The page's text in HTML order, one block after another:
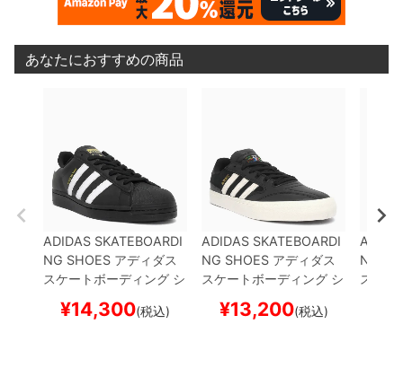
あなたにおすすめの商品
ADIDAS SKATEBOARDI
NG SHOES アディダス
スケートボーディング シ
パースターSUPERSTAR
¥14,300(税込)
ADIDAS SKATEBOARDI
NG SHOES アディダス
スケートボーディング シ
NITZ VULC 2BLACK/W
¥13,200(税込)
NG
スケー